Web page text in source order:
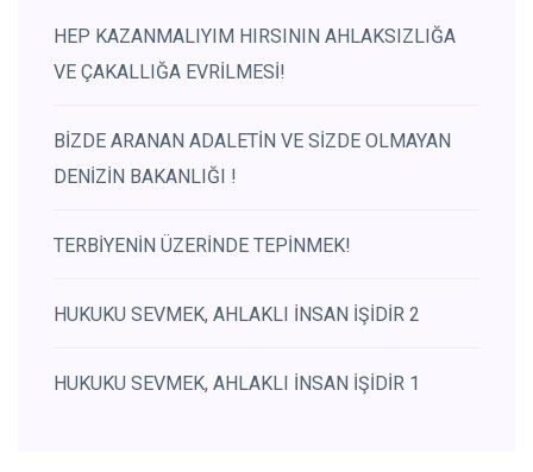
HEP KAZANMALIYIM HIRSININ AHLAKSIZLIĞA
VE ÇAKALLIĞA EVRİLMESİ!
BİZDE ARANAN ADALETİN VE SİZDE OLMAYAN
DENİZİN BAKANLIĞI !
TERBİYENİN ÜZERİNDE TEPİNMEK!
HUKUKU SEVMEK, AHLAKLI İNSAN İŞİDİR 2
HUKUKU SEVMEK, AHLAKLI İNSAN İŞİDİR 1